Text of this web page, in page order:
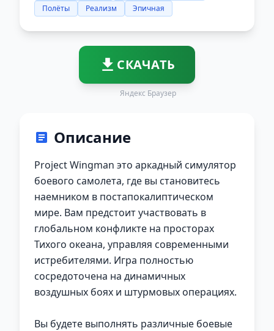
Полёты
Реализм Эпичная
СКАЧАТЬ
Яндекс Браузер
Описание
Project Wingman это аркадный симулятор
боевого самолета, где вы становитесь
наемником в постапокалиптическом
мире. Вам предстоит участвовать в
глобальном конфликте на просторах
Тихого океана, управляя современными
истребителями. Игра полностью
сосредоточена на динамичных
воздушных боях и штурмовых операциях.
Вы будете выполнять различные боевые